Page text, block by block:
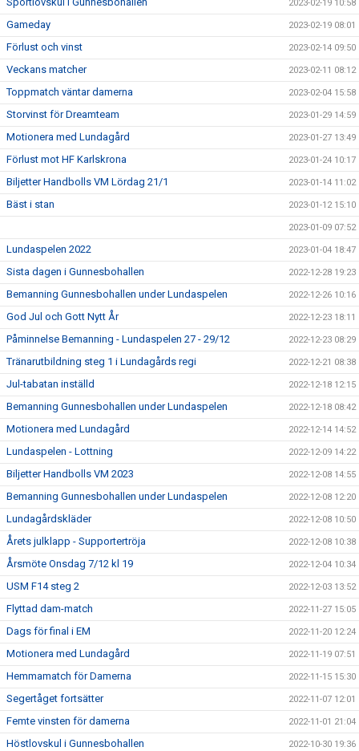
2023-02-19 10:58
Gameday 2023-02-19 08:01
Förlust och vinst 2023-02-14 09:50
Veckans matcher 2023-02-11 08:12
Toppmatch väntar damerna 2023-02-04 15:58
Storvinst för Dreamteam 2023-01-29 14:59
Motionera med Lundagård 2023-01-27 13:49
Förlust mot HF Karlskrona 2023-01-24 10:17
Biljetter Handbolls VM Lördag 21/1 2023-01-14 11:02
Bäst i stan 2023-01-12 15:10
2023-01-09 07:52
Lundaspelen 2022 2023-01-04 18:47
Sista dagen i Gunnesbohallen 2022-12-28 19:23
Bemanning Gunnesbohallen under Lundaspelen 2022-12-26 10:16
God Jul och Gott Nytt År 2022-12-23 18:11
Påminnelse Bemanning - Lundaspelen 27 - 29/12 2022-12-23 08:29
Tränarutbildning steg 1 i Lundagårds regi 2022-12-21 08:38
Jul-tabatan inställd 2022-12-18 12:15
Bemanning Gunnesbohallen under Lundaspelen 2022-12-18 08:42
Motionera med Lundagård 2022-12-14 14:52
Lundaspelen - Lottning 2022-12-09 14:22
Biljetter Handbolls VM 2023 2022-12-08 14:55
Bemanning Gunnesbohallen under Lundaspelen 2022-12-08 12:20
Lundagårdskläder 2022-12-08 10:50
Årets julklapp - Supportertröja 2022-12-08 10:38
Årsmöte Onsdag 7/12 kl 19 2022-12-04 10:34
USM F14 steg 2 2022-12-03 13:52
Flyttad dam-match 2022-11-27 15:05
Dags för final i EM 2022-11-20 12:24
Motionera med Lundagård 2022-11-19 07:51
Hemmamatch för Damerna 2022-11-15 15:30
Segertåget fortsätter 2022-11-07 12:01
Femte vinsten för damerna 2022-11-01 21:04
Höstlovskul i Gunnesbohallen 2022-10-30 19:36